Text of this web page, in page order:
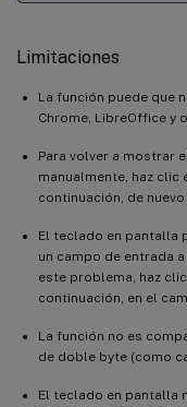
Limitaciones
La función puede que
Chrome, LibreOffice y
Para volver a mostrar
manualmente, haz clic
continuación, de
El teclado en pantalla
un campo de entrada
este problema, haz
continuación, en el
La función no es
de doble byte (como
El teclado en pantalla